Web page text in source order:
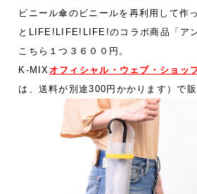
ビニール傘のビニールを再利用して作
と LIFE!LIFE!LIFE!のコラボ商品「ア
こちら１つ３６００円。
K-MIX オフィシャル・ウェブ・ショッ
は、送料が別途300円かかります）で販